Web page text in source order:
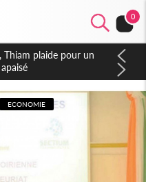
0
Thiam plaide pour un
ECONOMIE